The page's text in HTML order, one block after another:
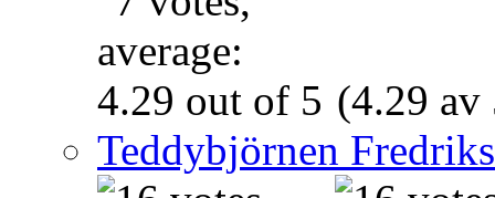
(4.29 av
Teddybjörnen